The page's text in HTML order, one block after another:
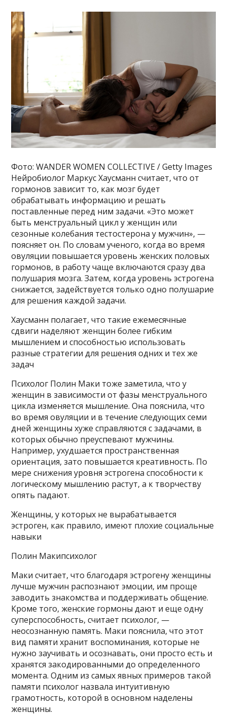
Фото: WANDER WOMEN COLLECTIVE / Getty Images
Нейробиолог Маркус Хаусманн считает, что от
гормонов зависит то, как мозг будет
обрабатывать информацию и решать
поставленные перед ним задачи. «Это может
быть менструальный цикл у женщин или
сезонные колебания тестостерона у мужчин», —
поясняет он. По словам ученого, когда во время
овуляции повышается уровень женских половых
гормонов, в работу чаще включаются сразу два
полушария мозга. Затем, когда уровень эстрогена
снижается, задействуется только одно полушарие
для решения каждой задачи.
Хаусманн полагает, что такие ежемесячные
сдвиги наделяют женщин более гибким
мышлением и способностью использовать
разные стратегии для решения одних и тех же
задач
Психолог Полин Маки тоже заметила, что у
женщин в зависимости от фазы менструального
цикла изменяется мышление. Она пояснила, что
во время овуляции и в течение следующих семи
дней женщины хуже справляются с задачами, в
которых обычно преуспевают мужчины.
Например, ухудшается пространственная
ориентация, зато повышается креативность. По
мере снижения уровня эстрогена способности к
логическому мышлению растут, а к творчеству
опять падают.
Женщины, у которых не вырабатывается
эстроген, как правило, имеют плохие социальные
навыки
Полин Макипсихолог
Маки считает, что благодаря эстрогену женщины
лучше мужчин распознают эмоции, им проще
заводить знакомства и поддерживать общение.
Кроме того, женские гормоны дают и еще одну
суперспособность, считает психолог, —
неосознанную память. Маки пояснила, что этот
вид памяти хранит воспоминания, которые не
нужно заучивать и осознавать, они просто есть и
хранятся закодированными до определенного
момента. Одним из самых явных примеров такой
памяти психолог назвала интуитивную
грамотность, которой в основном наделены
женщины.